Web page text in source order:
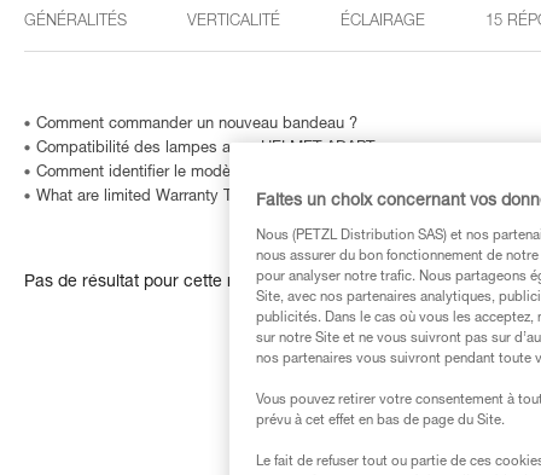
GÉNÉRALITÉS VERTICALITÉ ÉCLAIRAGE 15
Comment commander un nouveau bandeau ?
Compatibilité des lampes avec HELMET ADAPT
Comment identifier le modèle et l'âge de ma lampe frontale Petzl ?
What are limited Warranty Terms in United States and Canada ?
Pas de résultat pour cette recherche
Faites un choix concernant vos
Nous (PETZL Distribution SAS) et nos
nous assurer du bon fonctionnement de
pour analyser notre trafic. Nous partageons
Site, avec nos partenaires analytiques,
publicités. Dans le cas où vous les
sur notre Site et ne vous suivront pas sur
nos partenaires vous suivront pendant toute
Vous pouvez retirer votre consentement à
prévu à cet effet en bas de page du Site.
Le fait de refuser tout ou partie de ces